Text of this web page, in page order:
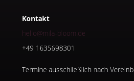
Kontakt
hello@mila-bloom.de
+49 1635698301
Termine ausschließlich nach